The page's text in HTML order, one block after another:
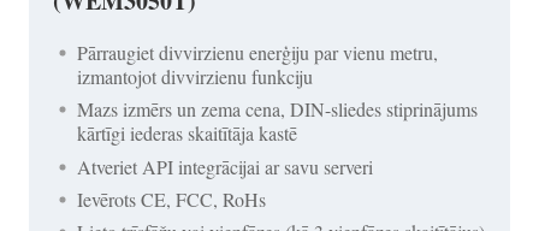
Pārraugiet divvirzienu enerģiju par vienu metru,
izmantojot divvirzienu funkciju
Mazs izmērs un zema cena, DIN-sliedes stiprinājums
kārtīgi iederas skaitītāja kastē
Atveriet API integrācijai ar savu serveri
Ievērots CE, FCC, RoHs